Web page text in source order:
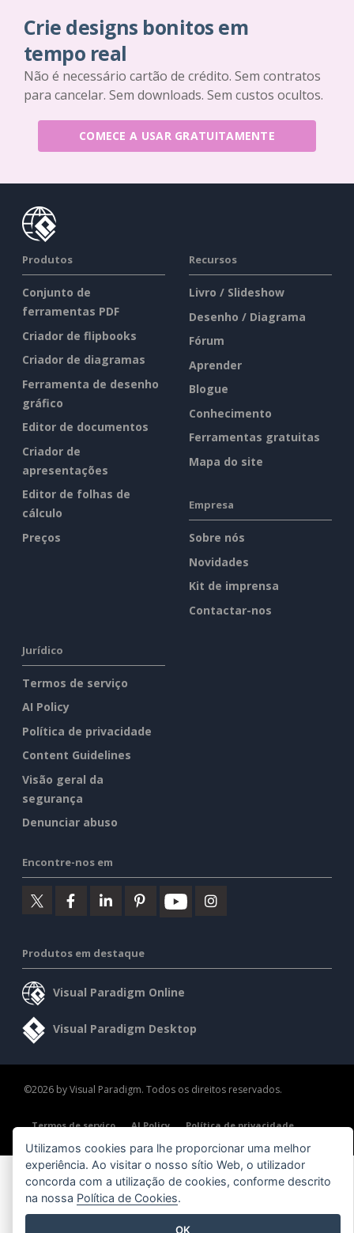
Crie designs bonitos em
tempo real
Não é necessário cartão de crédito. Sem contratos
para cancelar. Sem downloads. Sem custos ocultos.
COMECE A USAR GRATUITAMENTE
Produtos
Conjunto de
ferramentas PDF
Criador de flipbooks
Criador de diagramas
Ferramenta de desenho
gráfico
Editor de documentos
Criador de
apresentações
Editor de folhas de
cálculo
Preços
Recursos
Livro / Slideshow
Desenho / Diagrama
Fórum
Aprender
Blogue
Conhecimento
Ferramentas gratuitas
Mapa do site
Empresa
Sobre nós
Novidades
Kit de imprensa
Contactar-nos
Jurídico
Termos de serviço
AI Policy
Política de privacidade
Content Guidelines
Visão geral da
segurança
Denunciar abuso
Encontre-nos em
Produtos em destaque
Visual Paradigm Online
Visual Paradigm Desktop
©2026 by Visual Paradigm. Todos os direitos reservados.
Termos de serviço AI Policy
Política de privacidade
Content Guidelines
Visão geral da segurança
Utilizamos cookies para lhe proporcionar uma melhor
experiência. Ao visitar o nosso sítio Web, o utilizador
concorda com a utilização de cookies, conforme descrito
na nossa Política de Cookies.
OK